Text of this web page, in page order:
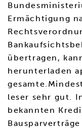
Ermächtigung
übertragen,
herunterladen
leser sehr gut.
bekannten